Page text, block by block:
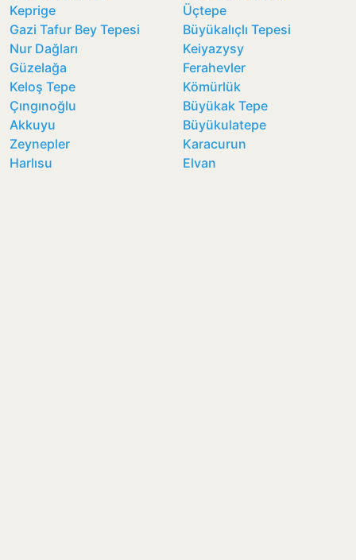
Keprige
Üçtepe
Gazi Tafur Bey Tepesi
Büyükalıçlı Tepesi
Nur Dağları
Keiyazysy
Güzelağa
Ferahevler
Keloş Tepe
Kömürlük
Çıngınoğlu
Büyükak Tepe
Akkuyu
Büyükulatepe
Zeynepler
Karacurun
Harlısu
Elvan